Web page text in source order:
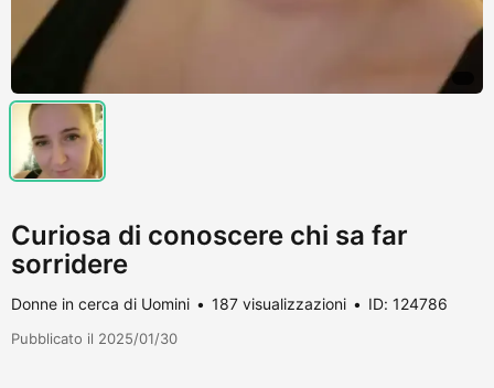
Curiosa di conoscere chi sa far
sorridere
Donne in cerca di Uomini 187 visualizzazioni ID: 124786
Pubblicato il 2025/01/30